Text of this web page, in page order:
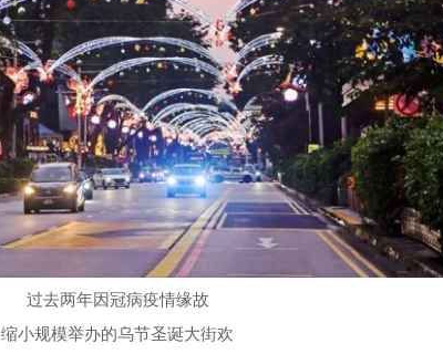
过去两年因冠病疫情缘故
缩小规模举办的乌节圣诞大街欢